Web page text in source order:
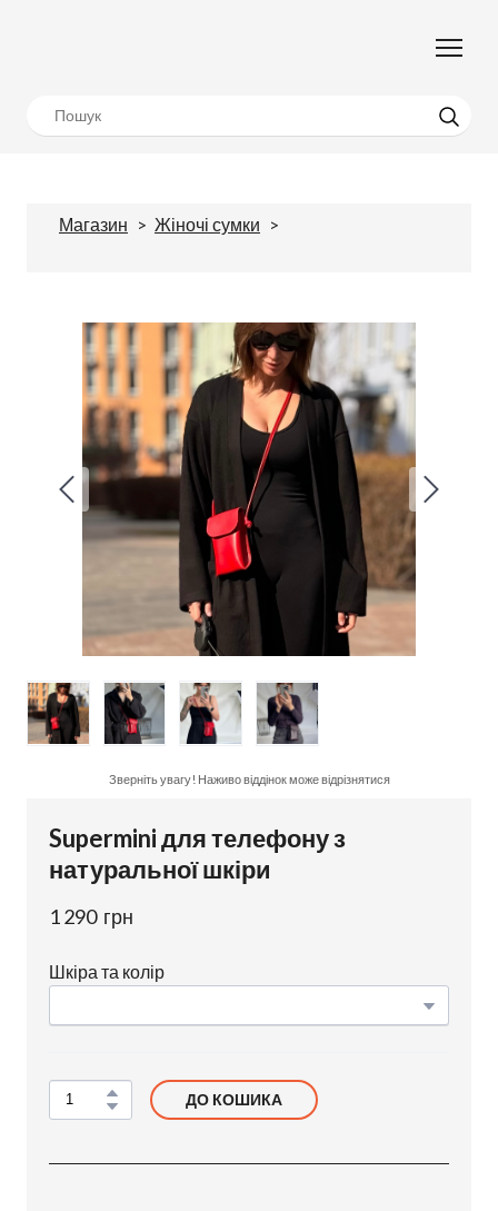
Магазин Жіночі сумки
Зверніть увагу! Наживо віддінок може відрізнятися
Supermini для телефону з
натуральної шкіри
1 290  грн
Шкіра та колір
ДО КОШИКА